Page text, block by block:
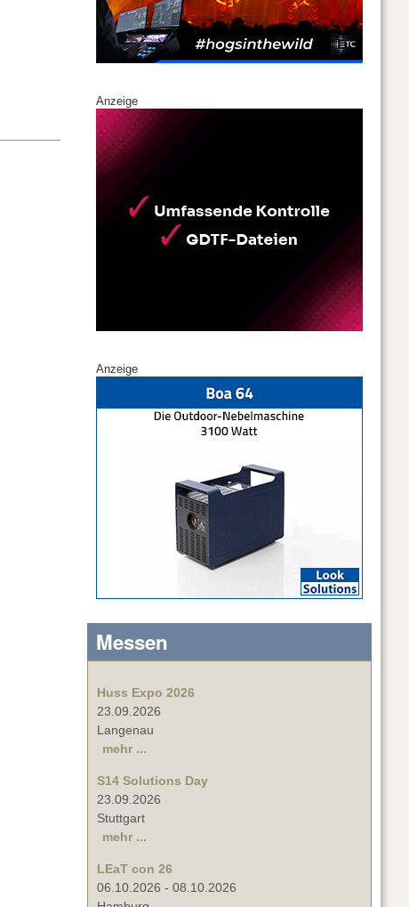
Anzeige
Anzeige
Messen
Huss Expo 2026
23.09.2026
Langenau
mehr ...
S14 Solutions Day
23.09.2026
Stuttgart
mehr ...
LEaT con 26
06.10.2026 - 08.10.2026